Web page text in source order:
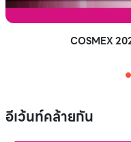
COSMEX
อีเว้นท์คล้ายกัน